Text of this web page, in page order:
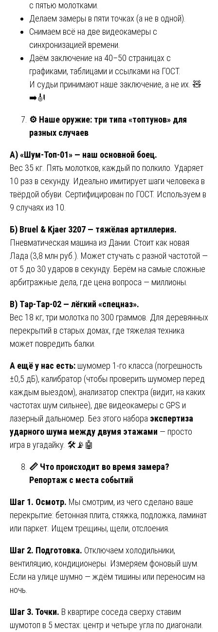
с пятью молотками.
Делаем замеры в пяти точках (а не в одной).
Снимаем всё на две видеокамеры с
синхронизацией времени.
Даём заключение на 40–50 страницах с
графиками, таблицами и ссылками на ГОСТ.
И судьи принимают наше заключение, а не их. 🧸
➡️🎻
⚙️ Наше оружие: три типа «топтунов» для
разных случаев
А) «Шум-Топ-01» — наш основной боец.
Вес 35 кг. Пять молотков, каждый по полкило. Ударяет
10 раз в секунду. Идеально имитирует шаги человека в
твёрдой обуви. Сертифицирован по ГОСТ. Используем в
9 случаях из 10.
Б) Bruel & Kjaer 3207 — тяжёлая артиллерия.
Пневматическая машина из Дании. Стоит как новая
Лада (3,8 млн руб.). Может стучать с разной частотой —
от 5 до 30 ударов в секунду. Берём на самые сложные
арбитражные дела, где цена вопроса — миллионы.
В) Tap-Tap-02 — лёгкий «спецназ».
Вес 18 кг, три молотка по 300 граммов. Для деревянных
перекрытий в старых домах, где тяжелая техника
может повредить балки.
А ещё у нас есть: шумомер 1-го класса (погрешность
±0,5 дБ), калибратор (чтобы проверить шумомер перед
каждым выездом), анализатор спектра (видит, на каких
частотах шум сильнее), две видеокамеры с GPS и
лазерный дальномер. Без этого набора экспертиза
ударного шума между двумя этажами — просто
игра в угадайку. 🛠️📡🤖
📏 Что происходит во время замера?
Репортаж с места событий
Шаг 1. Осмотр. Мы смотрим, из чего сделано ваше
перекрытие: бетонная плита, стяжка, подложка, ламинат
или паркет. Ищем трещины, щели, отслоения.
Шаг 2. Подготовка. Отключаем холодильники,
вентиляцию, кондиционеры. Измеряем фоновый шум.
Если на улице шумно — ждём тишины или переносим на
ночь.
Шаг 3. Точки. В квартире соседа сверху ставим
шумотоп в 5 местах: центр и четыре угла по диагонали.